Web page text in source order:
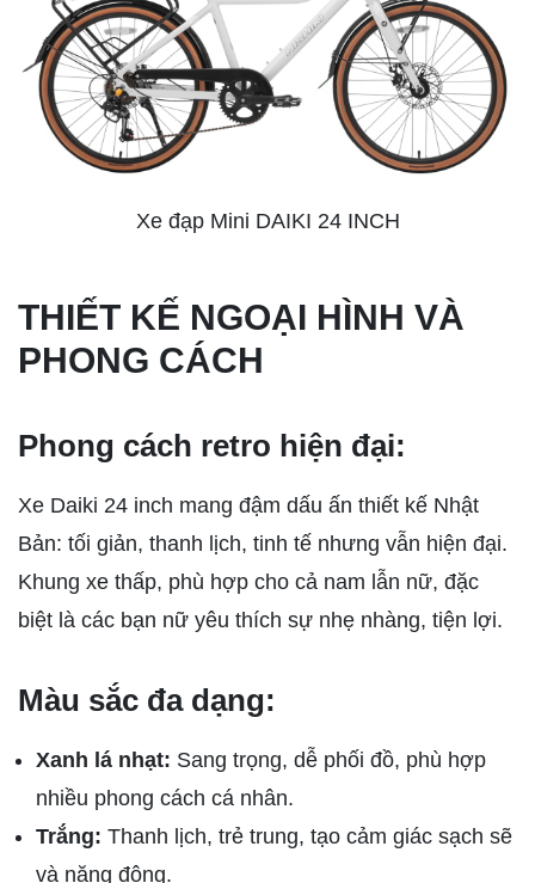
Xe đạp Mini DAIKI 24 INCH
THIẾT KẾ NGOẠI HÌNH VÀ
PHONG CÁCH
Phong cách retro hiện đại:
Xe Daiki 24 inch mang đậm dấu ấn thiết kế Nhật
Bản: tối giản, thanh lịch, tinh tế nhưng vẫn hiện đại.
Khung xe thấp, phù hợp cho cả nam lẫn nữ, đặc
biệt là các bạn nữ yêu thích sự nhẹ nhàng, tiện lợi.
Màu sắc đa dạng:
Xanh lá nhạt: Sang trọng, dễ phối đồ, phù hợp
nhiều phong cách cá nhân.
Trắng: Thanh lịch, trẻ trung, tạo cảm giác sạch sẽ
và năng động.